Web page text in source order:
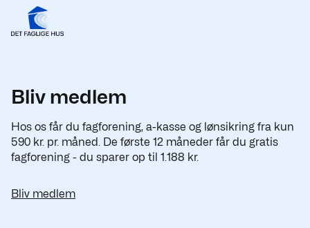
Bliv medlem
Hos os får du fagforening, a-kasse og lønsikring fra kun
590 kr. pr. måned. De første 12 måneder får du gratis
fagforening - du sparer op til 1.188 kr.
Bliv medlem